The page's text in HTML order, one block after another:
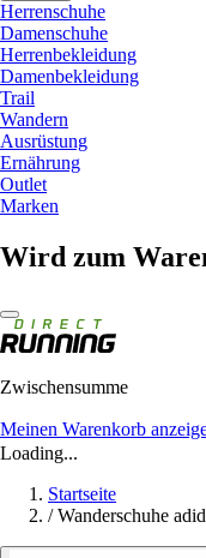
Herrenschuhe
Damenschuhe
Herrenbekleidung
Damenbekleidung
Trail
Wandern
Ausrüstung
Ernährung
Outlet
Marken
Wird zum
Zwischensumme
Meinen Warenkorb
Loading...
Startseite
/ Wanderschuhe